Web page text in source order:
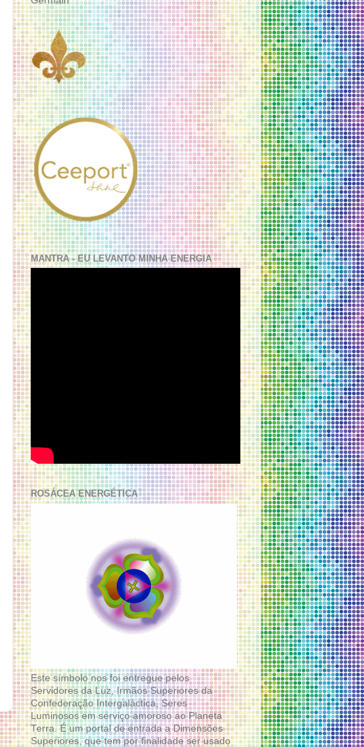
MANTRA - EU LEVANTO MINHA ENERGIA
ROSÁCEA ENERGÉTICA
Este símbolo nos foi entregue pelos
Servidores da Luz, Irmãos Superiores da
Confederação Intergaláctica, Seres
Luminosos em serviço amoroso ao Planeta
Terra. É um portal de entrada a Dimensões
Superiores, que tem por finalidade ser usado